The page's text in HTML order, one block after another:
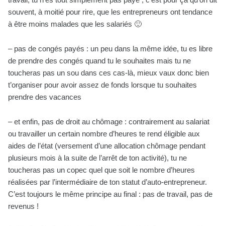
souvent, à moitié pour rire, que les entrepreneurs ont tendance
à être moins malades que les salariés 🙂
– pas de congés payés : un peu dans la même idée, tu es libre
de prendre des congés quand tu le souhaites mais tu ne
toucheras pas un sou dans ces cas-là, mieux vaux donc bien
t’organiser pour avoir assez de fonds lorsque tu souhaites
prendre des vacances
– et enfin, pas de droit au chômage : contrairement au salariat
ou travailler un certain nombre d’heures te rend éligible aux
aides de l’état (versement d’une allocation chômage pendant
plusieurs mois à la suite de l’arrêt de ton activité), tu ne
toucheras pas un copec quel que soit le nombre d’heures
réalisées par l’intermédiaire de ton statut d’auto-entrepreneur.
C’est toujours le même principe au final : pas de travail, pas de
revenus !